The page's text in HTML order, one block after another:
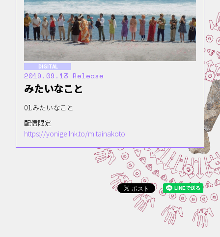
DIGITAL
2019.09.13 Release
みたいなこと
01.みたいなこと
配信限定
https://yonige.lnk.to/mitainakoto